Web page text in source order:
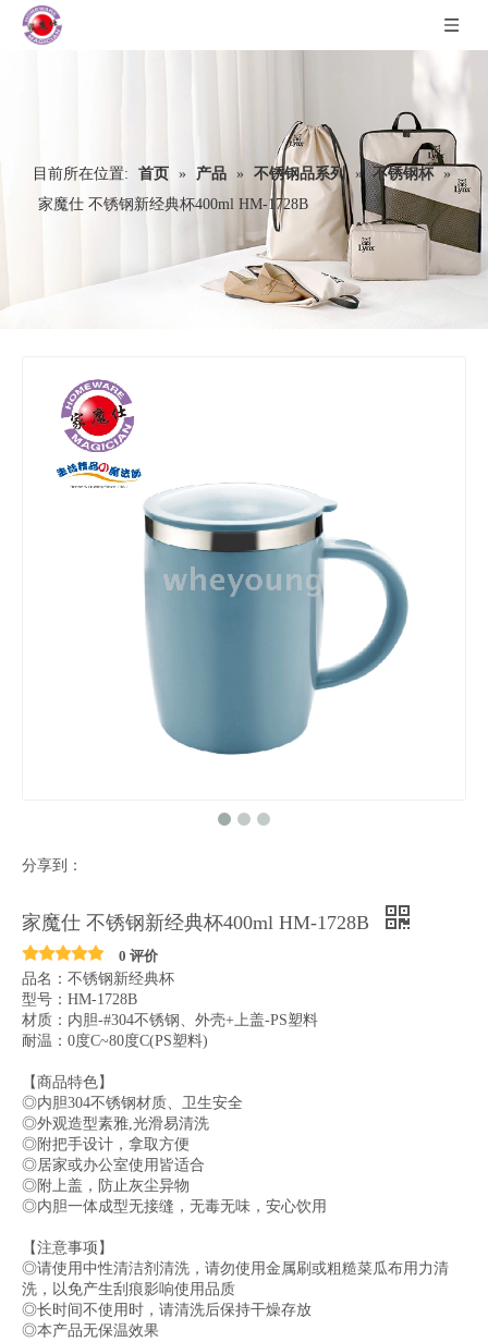
目前所在位置: 首页 » 产品 » 不锈钢品系列 » 不锈钢杯 »
家魔仕 不锈钢新经典杯400ml HM-1728B
分享到：
家魔仕 不锈钢新经典杯400ml HM-1728B
0 评价
品名：不锈钢新经典杯
型号：HM-1728B
材质：内胆-#304不锈钢、外壳+上盖-PS塑料
耐温：0度C~80度C(PS塑料)
【商品特色】
◎内胆304不锈钢材质、卫生安全
◎外观造型素雅,光滑易清洗
◎附把手设计，拿取方便
◎居家或办公室使用皆适合
◎附上盖，防止灰尘异物
◎内胆一体成型无接缝，无毒无味，安心饮用
【注意事项】
◎请使用中性清洁剂清洗，请勿使用金属刷或粗糙菜瓜布用力清
洗，以免产生刮痕影响使用品质
◎长时间不使用时，请清洗后保持干燥存放
◎本产品无保温效果